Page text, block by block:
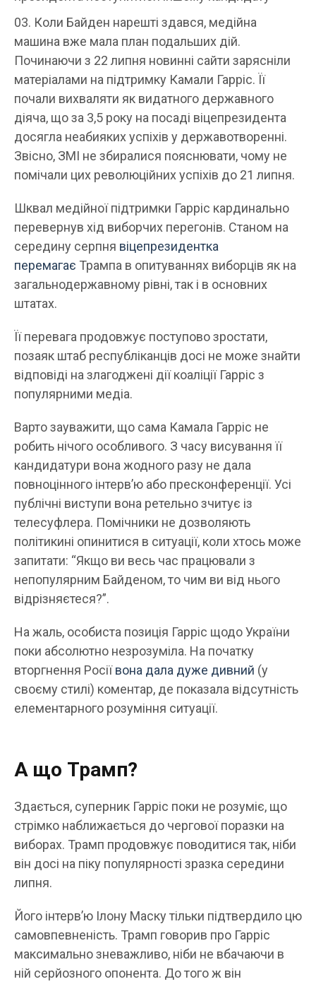
Коли Байден нарешті здався, медійна
машина вже мала план подальших дій.
Починаючи з 22 липня новинні сайти зарясніли
матеріалами на підтримку Камали Гарріс. Її
почали вихваляти як видатного державного
діяча, що за 3,5 року на посаді віцепрезидента
досягла неабияких успіхів у державотворенні.
Звісно, ЗМІ не збиралися пояснювати, чому не
помічали цих революційних успіхів до 21 липня.
Шквал медійної підтримки Гарріс кардинально
перевернув хід виборчих перегонів. Станом на
середину серпня віцепрезидентка
перемагає Трампа в опитуваннях виборців як на
загальнодержавному рівні, так і в основних
штатах.
Її перевага продовжує поступово зростати,
позаяк штаб республіканців досі не може знайти
відповіді на злагоджені дії коаліції Гарріс з
популярними медіа.
Варто зауважити, що сама Камала Гарріс не
робить нічого особливого. З часу висування її
кандидатури вона жодного разу не дала
повноцінного інтерв’ю або пресконференції. Усі
публічні виступи вона ретельно зчитує із
телесуфлера. Помічники не дозволяють
політикині опинитися в ситуації, коли хтось може
запитати: “Якщо ви весь час працювали з
непопулярним Байденом, то чим ви від нього
відрізняєтеся?”.
На жаль, особиста позиція Гарріс щодо України
поки абсолютно незрозуміла. На початку
вторгнення Росіївона дала дуже дивний (у
своєму стилі) коментар, де показала відсутність
елементарного розуміння ситуації.
А що Трамп?
Здається, суперник Гарріс поки не розуміє, що
стрімко наближається до чергової поразки на
виборах. Трамп продовжує поводитися так, ніби
він досі на піку популярності зразка середини
липня.
Його інтерв’ю Ілону Маску тільки підтвердило цю
самовпевненість. Трамп говорив про Гарріс
максимально зневажливо, ніби не вбачаючи в
ній серйозного опонента. До того ж він